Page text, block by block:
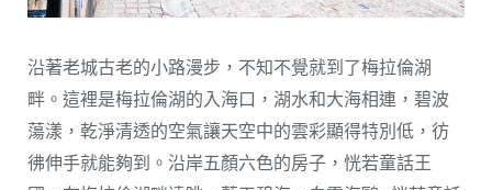
沿著老城古老的小路漫步，不知不覺就到了梅拉倫湖
畔。這裡是梅拉倫湖的入海口，湖水和大海相連，碧波
蕩漾，乾淨清透的空氣讓天空中的雲彩顯得特別低，彷
彿伸手就能夠到。沿岸五顏六色的房子，恍若童話王